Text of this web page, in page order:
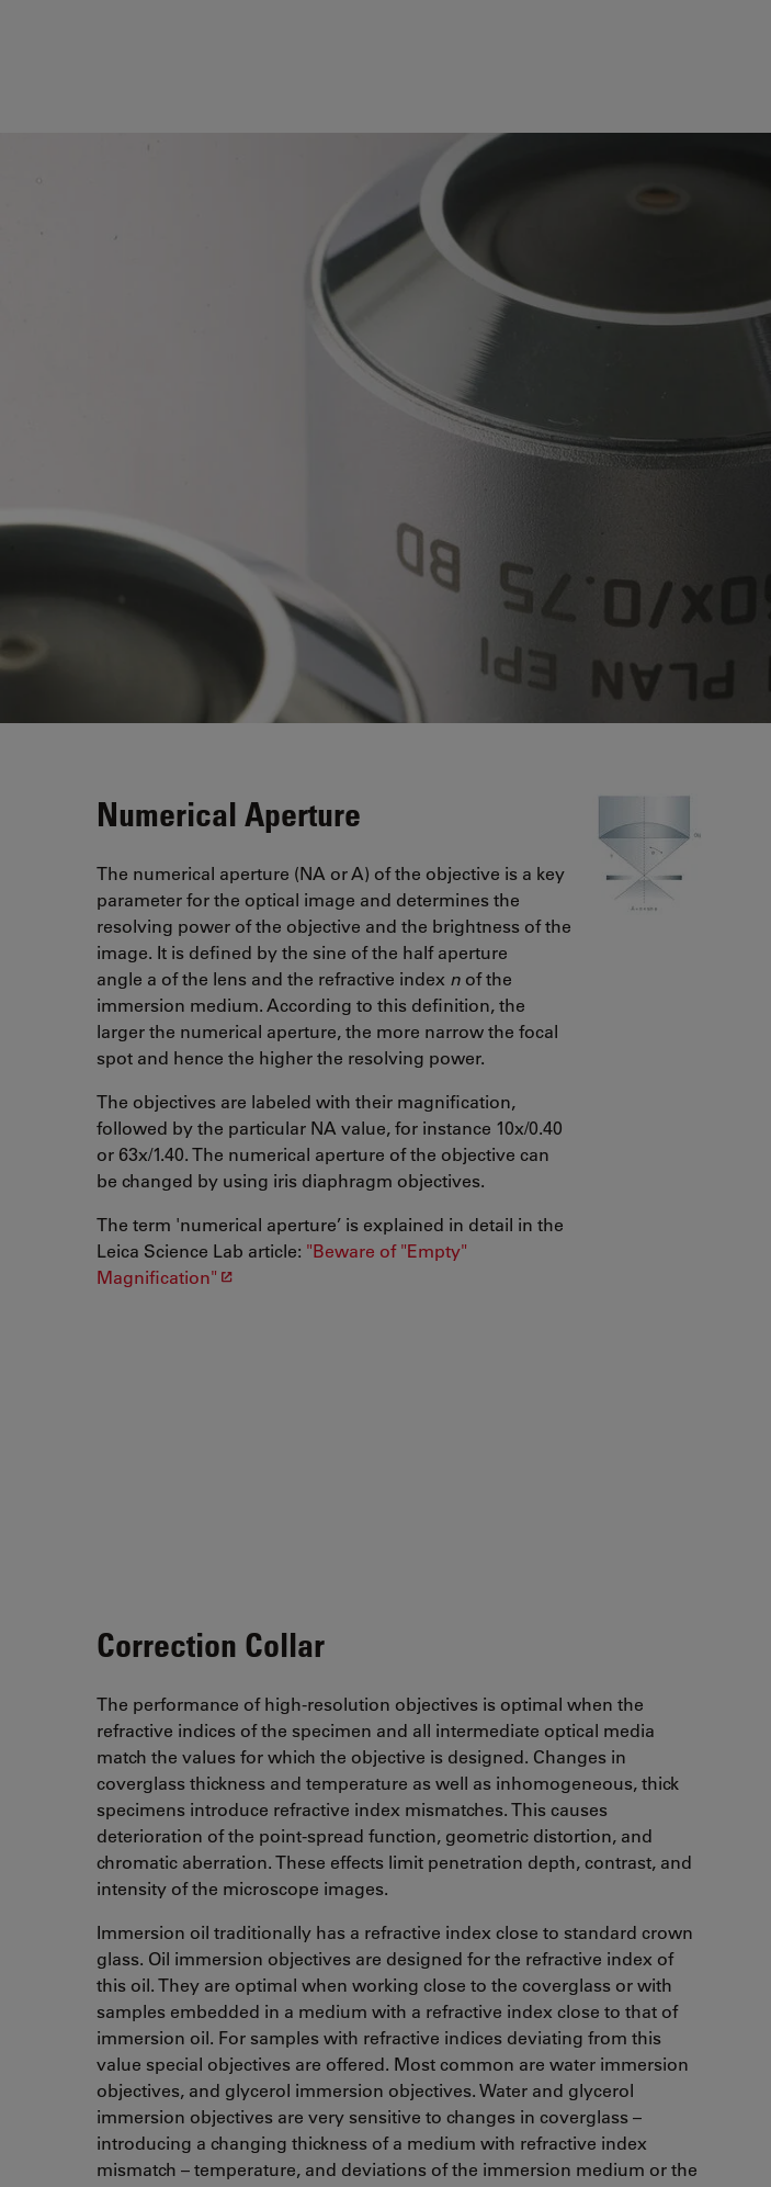
Numerical Aperture
The numerical aperture (NA or A) of the objective is a key
parameter for the optical image and determines the
resolving power of the objective and the brightness of the
image. It is defined by the sine of the half aperture
angle a of the lens and the refractive index n of the
immersion medium. According to this definition, the
larger the numerical aperture, the more narrow the focal
spot and hence the higher the resolving power.
The objectives are labeled with their magnification,
followed by the particular NA value, for instance 10x/0.40
or 63x/1.40. The numerical aperture of the objective can
be changed by using iris diaphragm objectives.
The term 'numerical aperture’ is explained in detail in the
Leica Science Lab article: "Beware of "Empty"
Magnification"
Correction Collar
The performance of high-resolution objectives is optimal when the
refractive indices of the specimen and all intermediate optical media
match the values for which the objective is designed. Changes in
coverglass thickness and temperature as well as inhomogeneous, thick
specimens introduce refractive index mismatches. This causes
deterioration of the point-spread function, geometric distortion, and
chromatic aberration. These effects limit penetration depth, contrast, and
intensity of the microscope images.
Immersion oil traditionally has a refractive index close to standard crown
glass. Oil immersion objectives are designed for the refractive index of
this oil. They are optimal when working close to the coverglass or with
samples embedded in a medium with a refractive index close to that of
immersion oil. For samples with refractive indices deviating from this
value special objectives are offered. Most common are water immersion
objectives, and glycerol immersion objectives. Water and glycerol
immersion objectives are very sensitive to changes in coverglass –
introducing a changing thickness of a medium with refractive index
mismatch – temperature, and deviations of the immersion medium or the